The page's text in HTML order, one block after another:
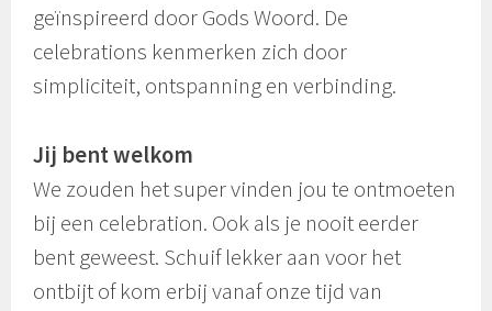
geïnspireerd door Gods Woord. De
celebrations kenmerken zich door
simpliciteit, ontspanning en verbinding.
Jij bent welkom
We zouden het super vinden jou te ontmoeten
bij een celebration. Ook als je nooit eerder
bent geweest. Schuif lekker aan voor het
ontbijt of kom erbij vanaf onze tijd van